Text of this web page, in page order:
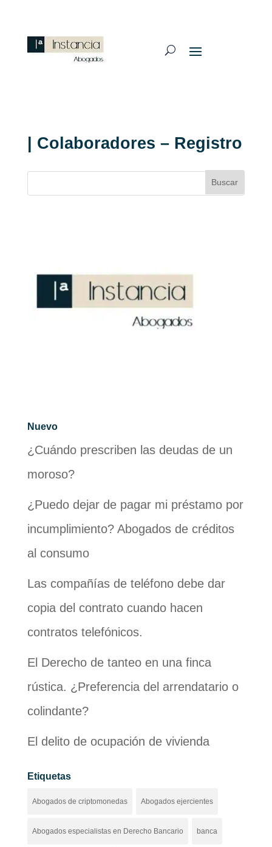
| Colaboradores – Registro
Nuevo
¿Cuándo prescriben las deudas de un
moroso?
¿Puedo dejar de pagar mi préstamo por
incumplimiento? Abogados de créditos
al consumo
Las compañías de teléfono debe dar
copia del contrato cuando hacen
contratos telefónicos.
El Derecho de tanteo en una finca
rústica. ¿Preferencia del arrendatario o
colindante?
El delito de ocupación de vivienda
Etiquetas
Abogados de criptomonedas Abogados ejercientes
Abogados especialistas en Derecho Bancario banca